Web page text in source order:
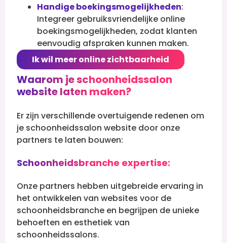
Handige boekingsmogelijkheden:
Integreer gebruiksvriendelijke online
boekingsmogelijkheden, zodat klanten
eenvoudig afspraken kunnen maken.
Ik wil meer online zichtbaarheid
Waarom je schoonheidssalon
website laten maken?
Er zijn verschillende overtuigende redenen om
je schoonheidssalon website door onze
partners te laten bouwen:
Schoonheidsbranche expertise:
Onze partners hebben uitgebreide ervaring in
het ontwikkelen van websites voor de
schoonheidsbranche en begrijpen de unieke
behoeften en esthetiek van
schoonheidssalons.